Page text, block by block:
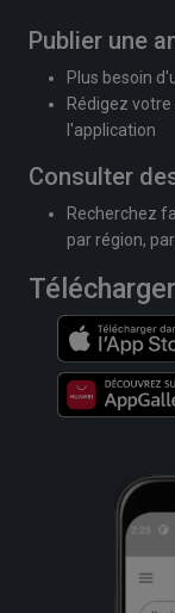
Publier une
Plus besoin
Rédigez
l'application
Consulter
Recherchez
par région,
Télécharger